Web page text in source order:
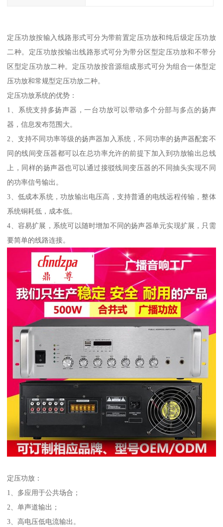
定压功放按输入线路形式可分为带前置定压功放和纯后级定压功放
二种。定压功放按输出线路形式可分为带分区型定压功放和不带分
区型定压功放二种。定压功放按音源组成形式可分为组合一体型定
压功放和常规型定压功放二种。
定压功放系统的优势：
1、系统支持多扬声器，一台功放可以带动多个分部与多点的扬声
器，信息发布范围大。
2、支持不同功率等级的扬声器加入系统，不同功率的扬声器配套不
同的线间变压器都可以在总功率允许的前提下加入到功放输出总线
上，同样的扬声器也可以通过接驳线间变压器的不同抽头实现不同
的功率信号输出。
3、低成本系统，功放输出电压高，支持普通的电线远程传输，整体
系统铜耗低，成本低。
4、容易扩展，系统可以随时增加不同的扬声器单元实现扩展，只需
要简单的线路连接。
定压功放：
1、多应用于公共场合；
2、单声道输出；
3、高电压低电流输出。